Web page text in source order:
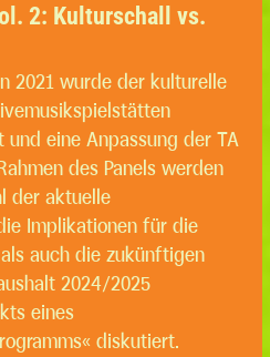
2: Kulturschall vs.
2021 wurde der kulturelle
eine Anpassung der TA
des Panels werden
der aktuelle
Implikationen für die
auch die zukünftigen
2024/2025
eines
diskutiert.